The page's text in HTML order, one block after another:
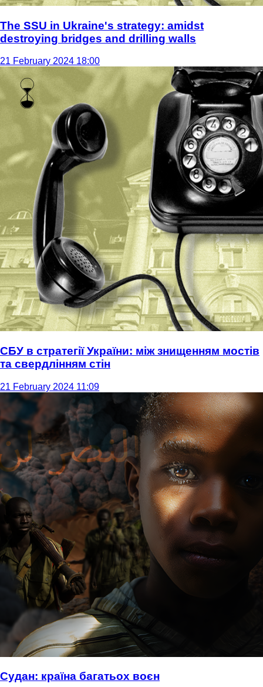
The SSU in Ukraine's strategy: amidst
destroying bridges and drilling walls
21 February 2024 18:00
СБУ в стратегії України: між знищенням мостів
та свердлінням стін
21 February 2024 11:09
Судан: країна багатьох воєн